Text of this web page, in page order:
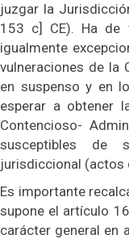
juzgar la
153 c] CE). Ha de
igualmente
vulneraciones de la
en suspenso y en
esperar a obtener
Contencioso-
susceptibles de
jurisdiccional (actos
Es importante
supone el artículo
carácter general en